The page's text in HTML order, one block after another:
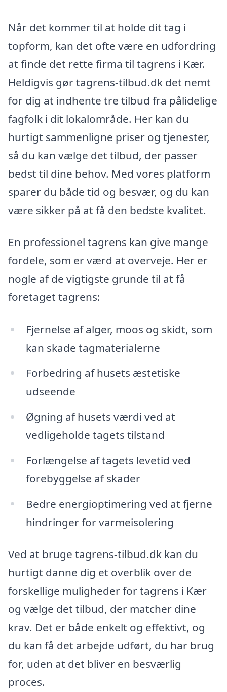
Når det kommer til at holde dit tag i
topform, kan det ofte være en udfordring
at finde det rette firma til tagrens i Kær.
Heldigvis gør tagrens-tilbud.dk det nemt
for dig at indhente tre tilbud fra pålidelige
fagfolk i dit lokalområde. Her kan du
hurtigt sammenligne priser og tjenester,
så du kan vælge det tilbud, der passer
bedst til dine behov. Med vores platform
sparer du både tid og besvær, og du kan
være sikker på at få den bedste kvalitet.
En professionel tagrens kan give mange
fordele, som er værd at overveje. Her er
nogle af de vigtigste grunde til at få
foretaget tagrens:
Fjernelse af alger, moos og skidt, som
kan skade tagmaterialerne
Forbedring af husets æstetiske
udseende
Øgning af husets værdi ved at
vedligeholde tagets tilstand
Forlængelse af tagets levetid ved
forebyggelse af skader
Bedre energioptimering ved at fjerne
hindringer for varmeisolering
Ved at bruge tagrens-tilbud.dk kan du
hurtigt danne dig et overblik over de
forskellige muligheder for tagrens i Kær
og vælge det tilbud, der matcher dine
krav. Det er både enkelt og effektivt, og
du kan få det arbejde udført, du har brug
for, uden at det bliver en besværlig
proces.